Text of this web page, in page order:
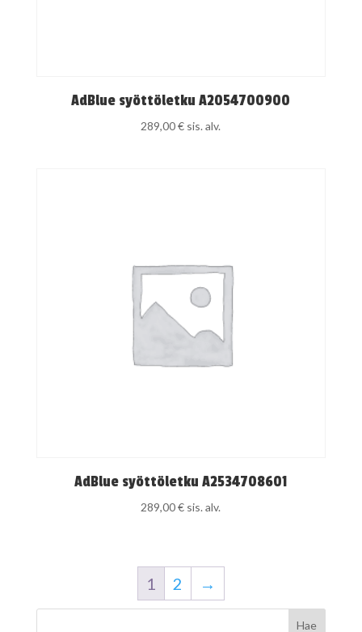
AdBlue syöttöletku A2054700900
289,00€ sis. alv.
AdBlue syöttöletku A2534708601
289,00€ sis. alv.
1 2 →